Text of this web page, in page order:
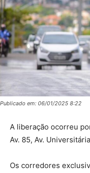
Publicado em: 06/01/2025 8:22
A liberação ocorreu
Av. 85, Av.
Os corredores